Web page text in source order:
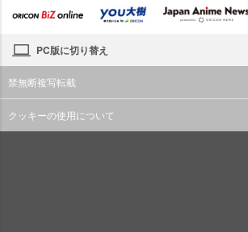
PC版に切り替え
禁無断複写転載
クッキーの使用について